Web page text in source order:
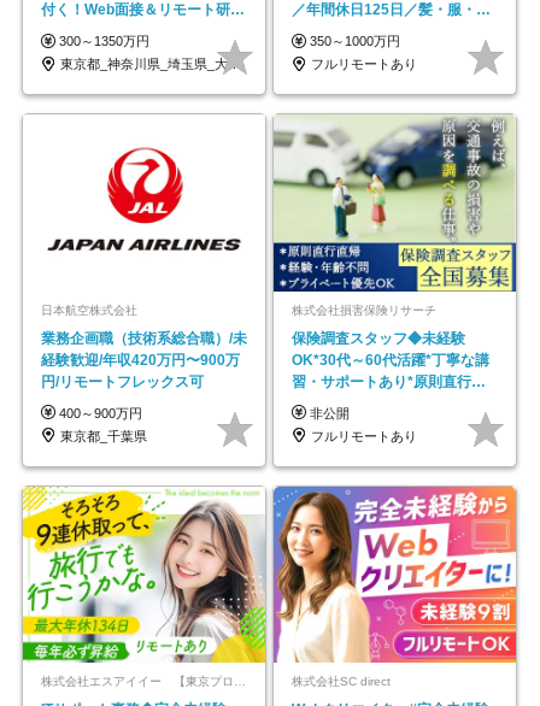
付く！Web面接＆リモート研修
も充実♪/a
300～1350万円
東京都_神奈川県_埼玉県_大阪府_愛知県…
／年間休日125日／髪・服・ネ
イル自由／研修充実で安心
350～1000万円
フルリモートあり
日本航空株式会社
業務企画職（技術系総合職）/未
経験歓迎/年収420万円〜900万
円/リモートフレックス可
400～900万円
東京都_千葉県
株式会社損害保険リサーチ
保険調査スタッフ◆未経験
OK*30代～60代活躍*丁寧な講
習・サポートあり*原則直行直
帰／全国募集・業務委託
非公開
フルリモートあり
株式会社SC direct